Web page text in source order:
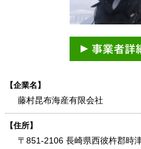
【企業名】
藤村昆布海産有限会社
【住所】
〒851-2106 長崎県西彼杵郡時